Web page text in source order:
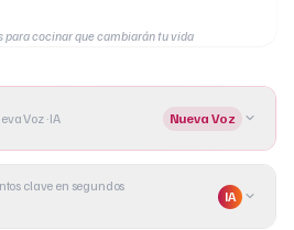
para cocinar que cambiarán tu vida
Voz · IA Nueva Voz
clave en segundos
IA